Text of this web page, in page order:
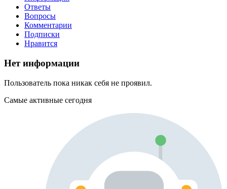
Ответы
Вопросы
Комментарии
Подписки
Нравится
Нет информации
Пользователь пока никак себя не проявил.
Самые активные сегодня